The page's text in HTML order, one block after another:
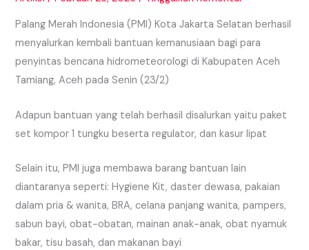
Palang Merah Indonesia (PMI) Kota Jakarta Selatan berhasil
menyalurkan kembali bantuan kemanusiaan bagi para
penyintas bencana hidrometeorologi di Kabupaten Aceh
Tamiang, Aceh pada Senin (23/2)
Adapun bantuan yang telah berhasil disalurkan yaitu paket
set kompor 1 tungku beserta regulator, dan kasur lipat
Selain itu, PMI juga membawa barang bantuan lain
diantaranya seperti: Hygiene Kit, daster dewasa, pakaian
dalam pria & wanita, BRA, celana panjang wanita, pampers,
sabun bayi, obat-obatan, mainan anak-anak, obat nyamuk
bakar, tisu basah, dan makanan bayi